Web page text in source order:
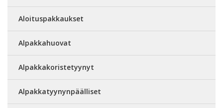
Aloituspakkaukset
Alpakkahuovat
Alpakkakoristetyynyt
Alpakkatyynynpäälliset